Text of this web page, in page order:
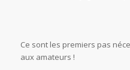
Ce sont les premiers pas
aux amateurs !